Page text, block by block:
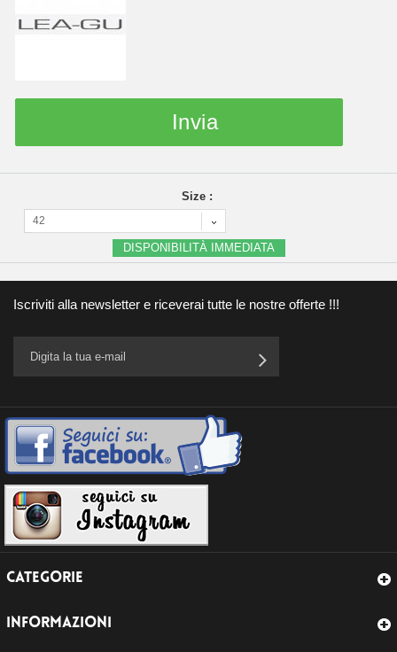
Invia
Size :
42
DISPONIBILITÀ IMMEDIATA
Iscriviti alla newsletter e riceverai tutte le nostre offerte !!!
CATEGORIE
INFORMAZIONI